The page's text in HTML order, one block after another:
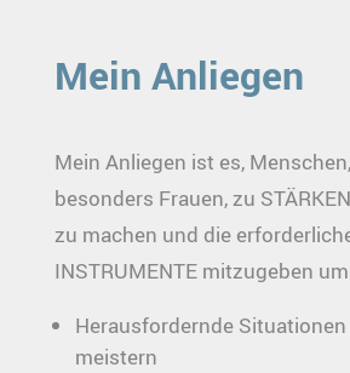
Mein Anliegen
Mein Anliegen ist es,
besonders Frauen, zu
zu machen und die
INSTRUMENTE mitzugeben um
Herausfordernde
meistern